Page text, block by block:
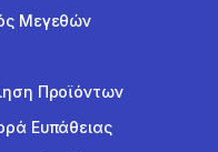
Μεγεθών
Προϊόντων
Ευπάθειας